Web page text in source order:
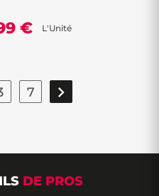
€ L'Unité
7 
DE PROS